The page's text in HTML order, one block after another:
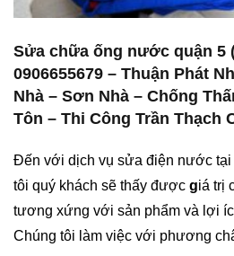
Sửa chữa ống nước quận 5
0906655679 – Thuận Phát
Nhà – Sơn Nhà – Chống
Tôn – Thi Công Trần Thạch
Đến với dịch vụ sửa điện nước tại
tôi quý khách sẽ thấy được giá trị
tương xứng với sản phẩm và lợi
Chúng tôi làm việc với phương